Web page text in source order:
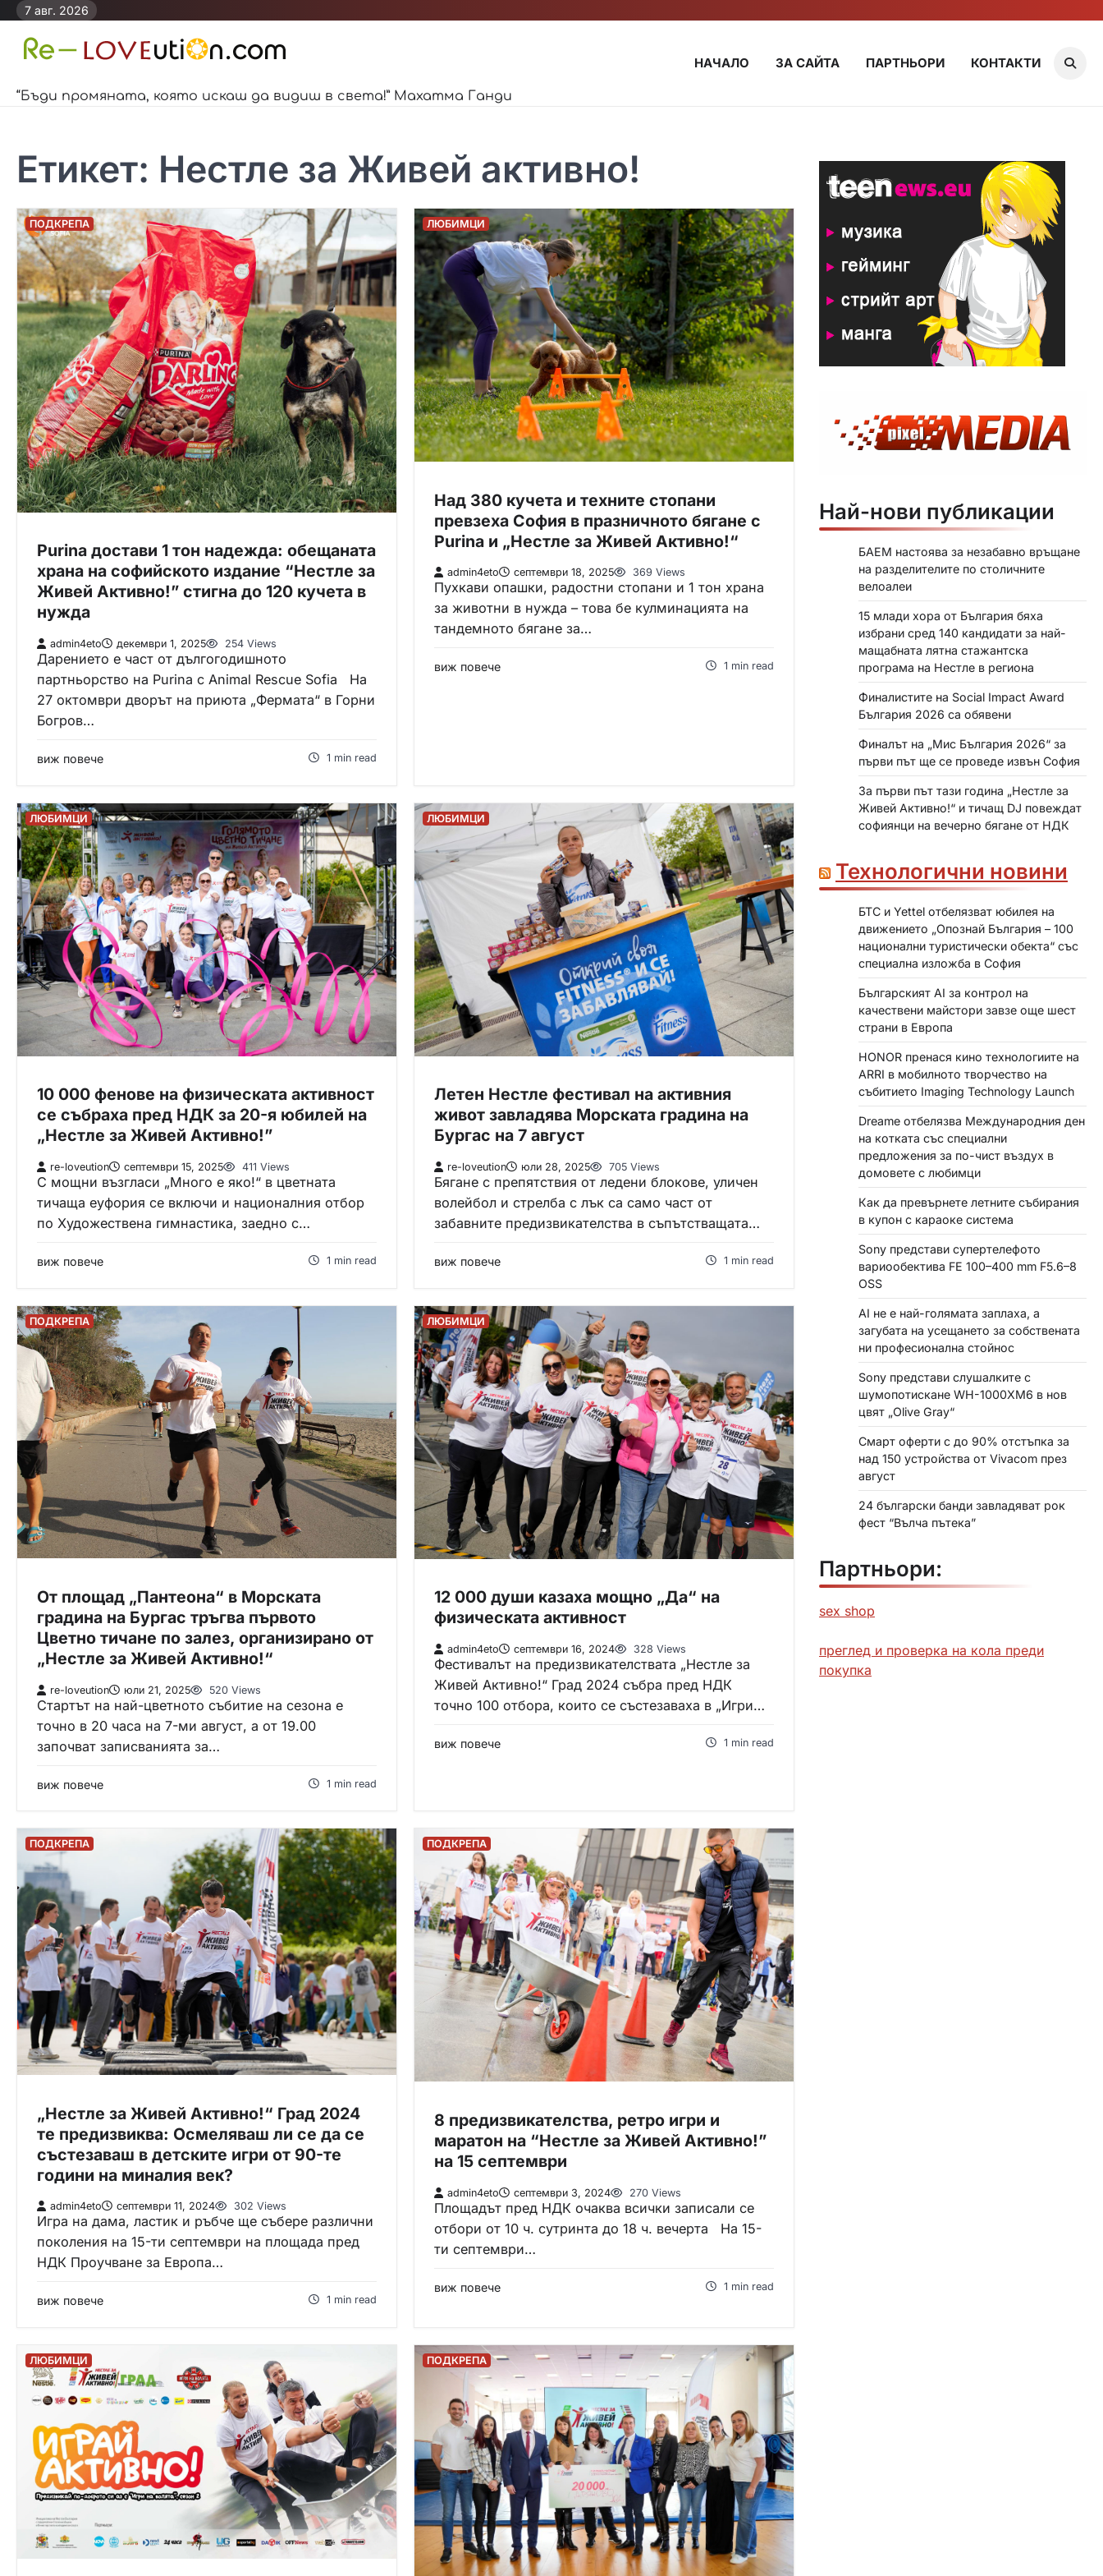
Skip
content
7 авг. 2026
“Бъди промяната, която искаш да видиш в света!” Махатма Ганди
НАЧАЛО ЗА САЙТА ПАРТНЬОРИ КОНТАКТИ
Етикет: Нестле за Живей активно!
ПОДКРЕПА
Purina достави 1 тон надежда: обещаната
храна на софийското издание “Нестле за
Живей Активно!” стигна до 120 кучета в
нужда
admin4eto декември 1, 2025 254 Views
Дарението е част от дългогодишното
партньорство на Purina с Animal Rescue Sofia На
27 октомври дворът на приюта „Фермата“ в Горни
Богров…
виж повече 1 min read
ЛЮБИМЦИ
Над 380 кучета и техните стопани
превзеха София в празничното бягане с
Purina и „Нестле за Живей Активно!“
admin4eto септември 18, 2025 369 Views
Пухкави опашки, радостни стопани и 1 тон храна
за животни в нужда – това бе кулминацията на
тандемното бягане за…
виж повече 1 min read
ЛЮБИМЦИ
10 000 фенове на физическата активност
се събраха пред НДК за 20-я юбилей на
„Нестле за Живей Активно!”
re-loveution септември 15, 2025 411 Views
С мощни възгласи „Много е яко!“ в цветната
тичаща еуфория се включи и националния отбор
по Художествена гимнастика, заедно с…
виж повече 1 min read
ЛЮБИМЦИ
Летен Нестле фестивал на активния
живот завладява Морската градина на
Бургас на 7 август
re-loveution юли 28, 2025 705 Views
Бягане с препятствия от ледени блокове, уличен
волейбол и стрелба с лък са само част от
забавните предизвикателства в съпътстващата…
виж повече 1 min read
ПОДКРЕПА
От площад „Пантеона“ в Морската
градина на Бургас тръгва първото
Цветно тичане по залез, организирано от
„Нестле за Живей Активно!“
re-loveution юли 21, 2025 520 Views
Стартът на най-цветното събитие на сезона е
точно в 20 часа на 7-ми август, а от 19.00
започват записванията за…
виж повече 1 min read
ЛЮБИМЦИ
12 000 души казаха мощно „Да“ на
физическата активност
admin4eto септември 16, 2024 328 Views
Фестивалът на предизвикателствата „Нестле за
Живей Активно!“ Град 2024 събра пред НДК
точно 100 отбора, които се състезаваха в „Игри…
виж повече 1 min read
ПОДКРЕПА
„Нестле за Живей Активно!“ Град 2024
те предизвиква: Осмеляваш ли се да се
състезаваш в детските игри от 90-те
години на миналия век?
admin4eto септември 11, 2024 302 Views
Игра на дама, ластик и ръбче ще събере различни
поколения на 15-ти септември на площада пред
НДК Проучване за Европа…
виж повече 1 min read
ПОДКРЕПА
8 предизвикателства, ретро игри и
маратон на “Нестле за Живей Активно!”
на 15 септември
admin4eto септември 3, 2024 270 Views
Площадът пред НДК очаква всички записали се
отбори от 10 ч. сутринта до 18 ч. вечерта На 15-
ти септември…
виж повече 1 min read
ЛЮБИМЦИ ПОДКРЕПА
Най-нови публикации
БАЕМ настоява за незабавно връщане
на разделителите по столичните
велоалеи
15 млади хора от България бяха
избрани сред 140 кандидати за най-
мащабната лятна стажантска
програма на Нестле в региона
Финалистите на Social Impact Award
България 2026 са обявени
Финалът на „Мис България 2026“ за
първи път ще се проведе извън София
За първи път тази година „Нестле за
Живей Активно!“ и тичащ DJ повеждат
софиянци на вечерно бягане от НДК
Технологични новини
БТС и Yettel отбелязват юбилея на
движението „Опознай България – 100
национални туристически обекта“ със
специална изложба в София
Българският AI за контрол на
качествени майстори завзе още шест
страни в Европа
HONOR пренася кино технологиите на
ARRI в мобилното творчество на
събитието Imaging Technology Launch
Dreame отбелязва Международния ден
на котката със специални
предложения за по-чист въздух в
домовете с любимци
Как да превърнете летните събирания
в купон с караоке система
Sony представи супертелефото
вариообектива FE 100–400 mm F5.6–8
OSS
AI не е най-голямата заплаха, а
загубата на усещането за собствената
ни професионална стойнос
Sony представи слушалките с
шумопотискане WH-1000XM6 в нов
цвят „Olive Gray“
Смарт оферти с до 90% отстъпка за
над 150 устройства от Vivacom през
август
24 български банди завладяват рок
фест “Вълча пътека”
Партньори:
sex shop
преглед и проверка на кола преди
покупка